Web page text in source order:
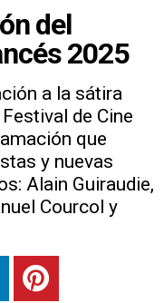
del
2025
a la sátira
de Cine
que
y nuevas
Alain Guiraudie,
Courcol y